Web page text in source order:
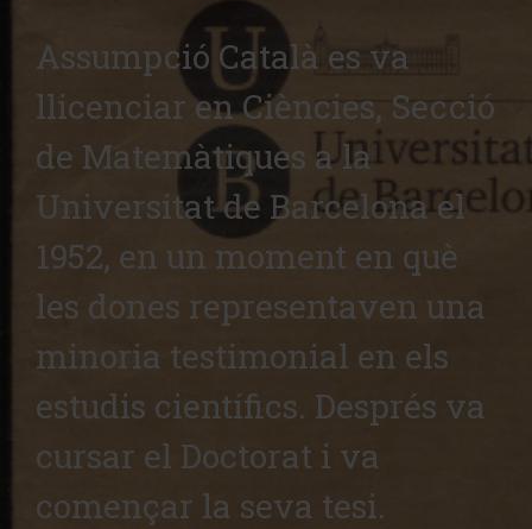
Assumpció Català es va
llicenciar en Ciències, Secció
de Matemàtiques a la
Universitat de Barcelona el
1952, en un moment en què
les dones representaven una
minoria testimonial en els
estudis científics. Després va
cursar el Doctorat i va
començar la seva tesi.